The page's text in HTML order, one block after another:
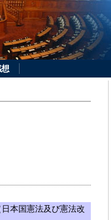
本国憲法及び憲法改